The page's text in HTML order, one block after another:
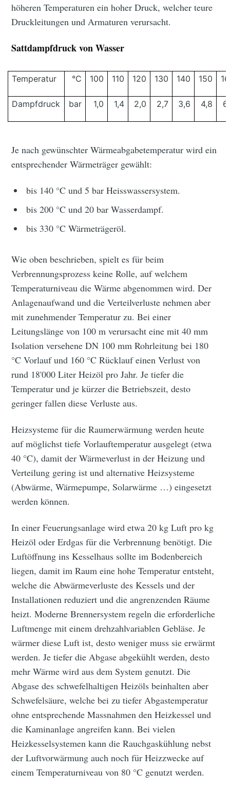
höheren Temperaturen ein hoher Druck, welcher teure
Druckleitungen und Armaturen verursacht.
Sattdampfdruck von Wasser
Temperatur °C 100 110 120 130 140 150
Dampfdruck bar 1,0 1,4 2,0 2,7 3,6 4,8
Je nach gewünschter Wärmeabgabetemperatur wird ein
entsprechender Wärmeträger gewählt:
bis 140 °C und 5 bar Heisswassersystem.
bis 200 °C und 20 bar Wasserdampf.
bis 330 °C Wärmeträgeröl.
Wie oben beschrieben, spielt es für beim
Verbrennungsprozess keine Rolle, auf welchem
Temperaturniveau die Wärme abgenommen wird. Der
Anlagenaufwand und die Verteilverluste nehmen aber
mit zunehmender Temperatur zu. Bei einer
Leitungslänge von 100 m verursacht eine mit 40 mm
Isolation versehene DN 100 mm Rohrleitung bei 180
°C Vorlauf und 160 °C Rücklauf einen Verlust von
rund 18'000 Liter Heizöl pro Jahr. Je tiefer die
Temperatur und je kürzer die Betriebszeit, desto
geringer fallen diese Verluste aus.
Heizsysteme für die Raumerwärmung werden heute
auf möglichst tiefe Vorlauftemperatur ausgelegt (etwa
40 °C), damit der Wärmeverlust in der Heizung und
Verteilung gering ist und alternative Heizsysteme
(Abwärme, Wärmepumpe, Solarwärme …) eingesetzt
werden können.
In einer Feuerungsanlage wird etwa 20 kg Luft pro kg
Heizöl oder Erdgas für die Verbrennung benötigt. Die
Luftöffnung ins Kesselhaus sollte im Bodenbereich
liegen, damit im Raum eine hohe Temperatur entsteht,
welche die Abwärmeverluste des Kessels und der
Installationen reduziert und die angrenzenden Räume
heizt. Moderne Brennersystem regeln die erforderliche
Luftmenge mit einem drehzahlvariablen Gebläse. Je
wärmer diese Luft ist, desto weniger muss sie erwärmt
werden. Je tiefer die Abgase abgekühlt werden, desto
mehr Wärme wird aus dem System genutzt. Die
Abgase des schwefelhaltigen Heizöls beinhalten aber
Schwefelsäure, welche bei zu tiefer Abgastemperatur
ohne entsprechende Massnahmen den Heizkessel und
die Kaminanlage angreifen kann. Bei vielen
Heizkesselsystemen kann die Rauchgaskühlung nebst
der Luftvorwärmung auch noch für Heizzwecke auf
einem Temperaturniveau von 80 °C genutzt werden.